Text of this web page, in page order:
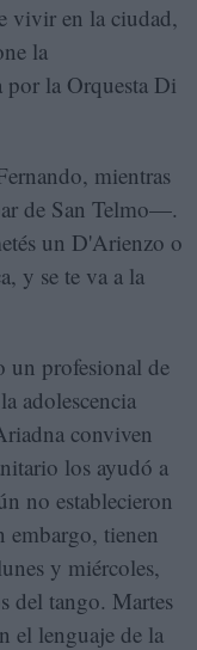
vivir en la ciudad,
la
por la Orquesta Di
mientras
de San Telmo—.
un D'Arienzo o
y se te va a la
un profesional de
adolescencia
conviven
los ayudó a
no establecieron
embargo, tienen
y miércoles,
del tango. Martes
el lenguaje de la